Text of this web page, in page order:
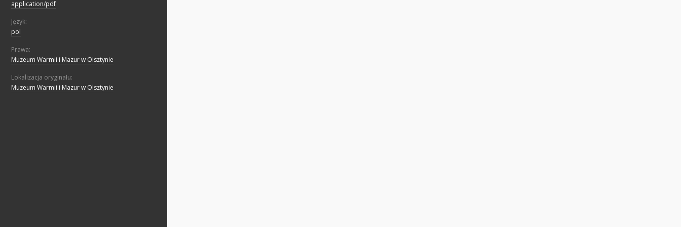
application/pdf
Język:
pol
Prawa:
Muzeum Warmii i Mazur w Olsztynie
Lokalizacja oryginału:
Muzeum Warmii i Mazur w Olsztynie